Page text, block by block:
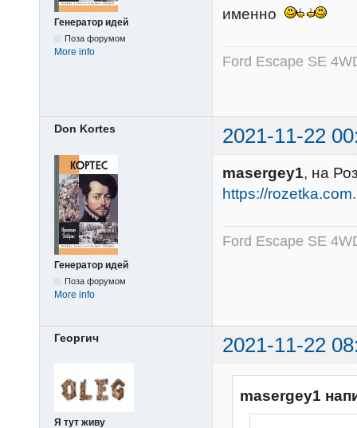
Генератор идей
Поза форумом
More info
именно
Ford Escape SE
Don Kortes 2021-11-22
Генератор идей
Поза форумом
More info
masergey1, на
https://
Ford Escape SE
Георгич 2021-11-22
Я тут живу
masergey1